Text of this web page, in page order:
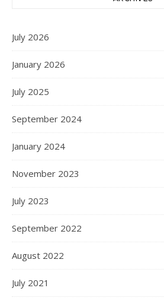
July 2026
January 2026
July 2025
September 2024
January 2024
November 2023
July 2023
September 2022
August 2022
July 2021